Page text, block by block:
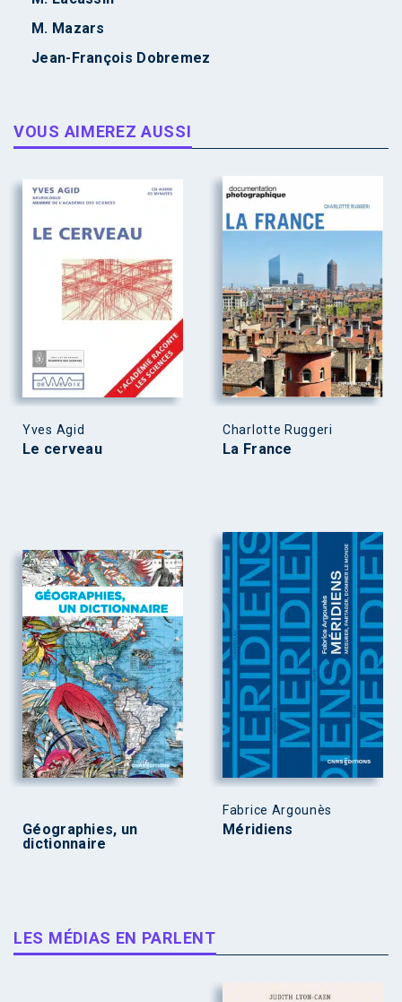
M. Mazars
Jean-François Dobremez
VOUS AIMEREZ AUSSI
Yves Agid
Le cerveau
Charlotte Ruggeri
La France
Géographies, un
dictionnaire
Fabrice Argounès
Méridiens
LES MÉDIAS EN PARLENT